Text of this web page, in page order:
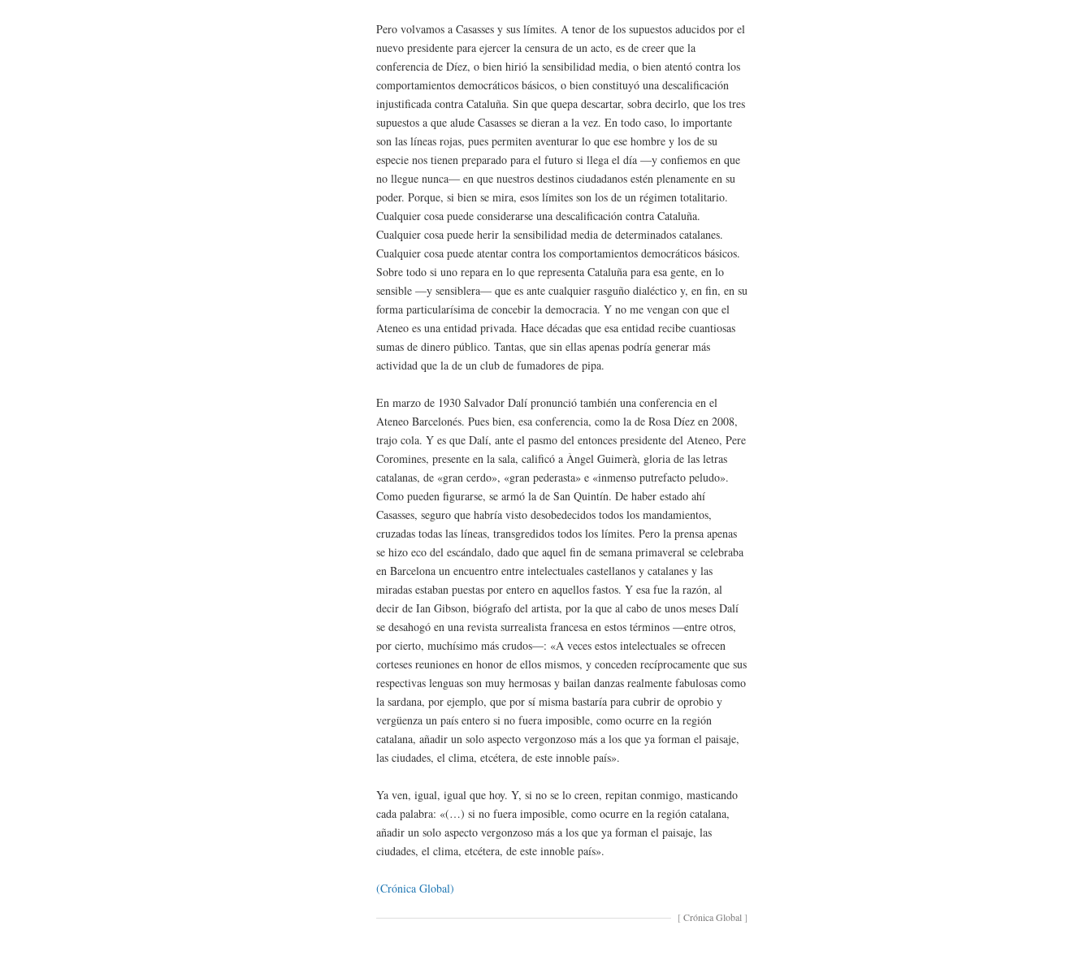
Pero volvamos a Casasses y sus límites. A tenor de los supuestos aducidos por el
nuevo presidente para ejercer la censura de un acto, es de creer que la
conferencia de Díez, o bien hirió la sensibilidad media, o bien atentó contra los
comportamientos democráticos básicos, o bien constituyó una descalificación
injustificada contra Cataluña. Sin que quepa descartar, sobra decirlo, que los tres
supuestos a que alude Casasses se dieran a la vez. En todo caso, lo importante
son las líneas rojas, pues permiten aventurar lo que ese hombre y los de su
especie nos tienen preparado para el futuro si llega el día —y confiemos en que
no llegue nunca— en que nuestros destinos ciudadanos estén plenamente en su
poder. Porque, si bien se mira, esos límites son los de un régimen totalitario.
Cualquier cosa puede considerarse una descalificación contra Cataluña.
Cualquier cosa puede herir la sensibilidad media de determinados catalanes.
Cualquier cosa puede atentar contra los comportamientos democráticos básicos.
Sobre todo si uno repara en lo que representa Cataluña para esa gente, en lo
sensible —y sensiblera— que es ante cualquier rasguño dialéctico y, en fin, en su
forma particularísima de concebir la democracia. Y no me vengan con que el
Ateneo es una entidad privada. Hace décadas que esa entidad recibe cuantiosas
sumas de dinero público. Tantas, que sin ellas apenas podría generar más
actividad que la de un club de fumadores de pipa.
En marzo de 1930 Salvador Dalí pronunció también una conferencia en el
Ateneo Barcelonés. Pues bien, esa conferencia, como la de Rosa Díez en 2008,
trajo cola. Y es que Dalí, ante el pasmo del entonces presidente del Ateneo, Pere
Coromines, presente en la sala, calificó a Àngel Guimerà, gloria de las letras
catalanas, de «gran cerdo», «gran pederasta» e «inmenso putrefacto peludo».
Como pueden figurarse, se armó la de San Quintín. De haber estado ahí
Casasses, seguro que habría visto desobedecidos todos los mandamientos,
cruzadas todas las líneas, transgredidos todos los límites. Pero la prensa apenas
se hizo eco del escándalo, dado que aquel fin de semana primaveral se celebraba
en Barcelona un encuentro entre intelectuales castellanos y catalanes y las
miradas estaban puestas por entero en aquellos fastos. Y esa fue la razón, al
decir de Ian Gibson, biógrafo del artista, por la que al cabo de unos meses Dalí
se desahogó en una revista surrealista francesa en estos términos —entre otros,
por cierto, muchísimo más crudos—: «A veces estos intelectuales se ofrecen
corteses reuniones en honor de ellos mismos, y conceden recíprocamente que sus
respectivas lenguas son muy hermosas y bailan danzas realmente fabulosas como
la sardana, por ejemplo, que por sí misma bastaría para cubrir de oprobio y
vergüenza un país entero si no fuera imposible, como ocurre en la región
catalana, añadir un solo aspecto vergonzoso más a los que ya forman el paisaje,
las ciudades, el clima, etcétera, de este innoble país».
Ya ven, igual, igual que hoy. Y, si no se lo creen, repitan conmigo, masticando
cada palabra: «(…) si no fuera imposible, como ocurre en la región catalana,
añadir un solo aspecto vergonzoso más a los que ya forman el paisaje, las
ciudades, el clima, etcétera, de este innoble país».
(Crónica Global)
[Crónica Global ]